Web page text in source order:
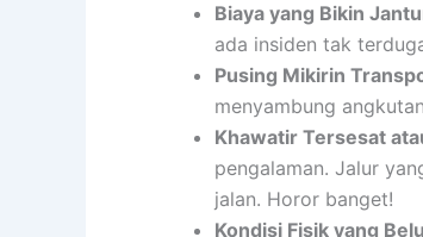
Biaya yang Bikin
ada insiden tak
Pusing Mikirin
menyambung
Khawatir Tersesat
pengalaman. Jalur
jalan. Horor banget!
Kondisi Fisik yang